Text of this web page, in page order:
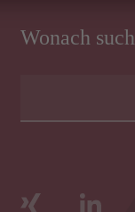
Wonach
Xing LinkedIn